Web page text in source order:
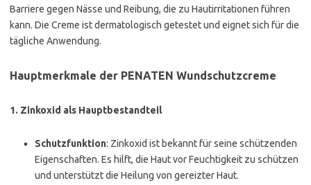
Barriere gegen Nässe und Reibung, die zu Hautirritationen führen
kann. Die Creme ist dermatologisch getestet und eignet sich für die
tägliche Anwendung.
Hauptmerkmale der PENATEN Wundschutzcreme
1. Zinkoxid als Hauptbestandteil
Schutzfunktion: Zinkoxid ist bekannt für seine schützenden
Eigenschaften. Es hilft, die Haut vor Feuchtigkeit zu schützen
und unterstützt die Heilung von gereizter Haut.